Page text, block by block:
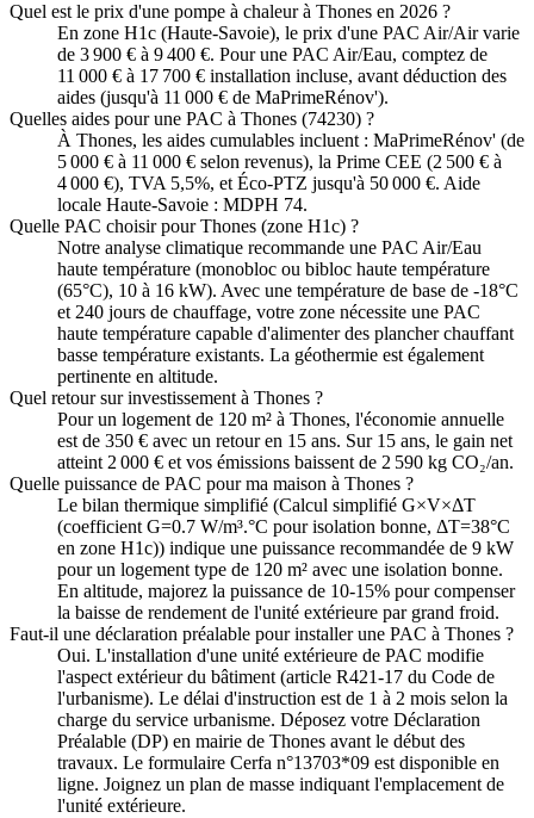
Quel est le prix d'une pompe à chaleur à Thones en 2026 ?
En zone H1c (Haute-Savoie), le prix d'une PAC Air/Air varie
de 3 900 € à 9 400 €. Pour une PAC Air/Eau, comptez de
11 000 € à 17 700 € installation incluse, avant déduction des
aides (jusqu'à 11 000 € de MaPrimeRénov').
Quelles aides pour une PAC à Thones (74230) ?
À Thones, les aides cumulables incluent : MaPrimeRénov' (de
5 000 € à 11 000 € selon revenus), la Prime CEE (2 500 € à
4 000 €), TVA 5,5%, et Éco-PTZ jusqu'à 50 000 €. Aide
locale Haute-Savoie : MDPH 74.
Quelle PAC choisir pour Thones (zone H1c) ?
Notre analyse climatique recommande une PAC Air/Eau
haute température (monobloc ou bibloc haute température
(65°C), 10 à 16 kW). Avec une température de base de -18°C
et 240 jours de chauffage, votre zone nécessite une PAC
haute température capable d'alimenter des plancher chauffant
basse température existants. La géothermie est également
pertinente en altitude.
Quel retour sur investissement à Thones ?
Pour un logement de 120 m² à Thones, l'économie annuelle
est de 350 € avec un retour en 15 ans. Sur 15 ans, le gain net
atteint 2 000 € et vos émissions baissent de 2 590 kg CO₂/an.
Quelle puissance de PAC pour ma maison à Thones ?
Le bilan thermique simplifié (Calcul simplifié G×V×ΔT
(coefficient G=0.7 W/m³.°C pour isolation bonne, ΔT=38°C
en zone H1c)) indique une puissance recommandée de 9 kW
pour un logement type de 120 m² avec une isolation bonne.
En altitude, majorez la puissance de 10-15% pour compenser
la baisse de rendement de l'unité extérieure par grand froid.
Faut-il une déclaration préalable pour installer une PAC à Thones ?
Oui. L'installation d'une unité extérieure de PAC modifie
l'aspect extérieur du bâtiment (article R421-17 du Code de
l'urbanisme). Le délai d'instruction est de 1 à 2 mois selon la
charge du service urbanisme. Déposez votre Déclaration
Préalable (DP) en mairie de Thones avant le début des
travaux. Le formulaire Cerfa n°13703*09 est disponible en
ligne. Joignez un plan de masse indiquant l'emplacement de
l'unité extérieure.